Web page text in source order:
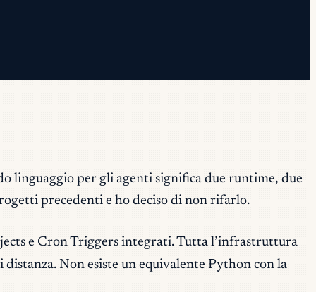
linguaggio per gli agenti significa due runtime, due
precedenti e ho deciso di non rifarlo.
e Cron Triggers integrati. Tutta l’infrastruttura
distanza. Non esiste un equivalente Python con la